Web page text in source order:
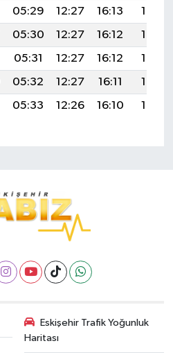
05:29 12:27 16:13
19:16
05:30 12:27 16:12
19:15
05:31 12:27 16:12
19:13
05:32 12:27 16:11
19:12
05:33 12:26 16:10 19:10
Eskişehir Trafik Yoğunluk
Haritası